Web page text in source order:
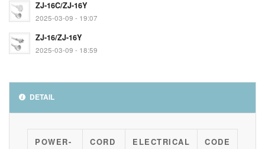
ZJ-16C/ZJ-16Y
2025-03-09 - 19:07
ZJ-16/ZJ-16Y
2025-03-09 - 18:59
DETAIL
POWER-
CORD
ELECTRICAL
CODE